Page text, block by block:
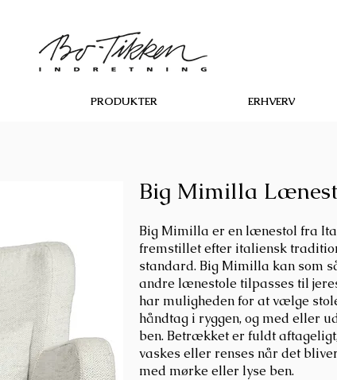
PRODUKTER ERHVERV
Big Mimilla
Big Mimilla er en lænestol fra
fremstillet efter italiensk
standard. Big Mimilla kan som
andre lænestole tilpasses til
har muligheden for at vælge
håndtag i ryggen, og med eller
ben. Betrækket er fuldt
vaskes eller renses når det
med mørke eller lyse ben.